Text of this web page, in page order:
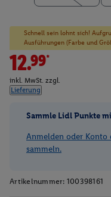
Schnell sein lohnt sich!
Ausführungen (Farbe und
12.99*
inkl. MwSt. zzgl.
Lieferung
Sammle Lidl Punkte
Anmelden oder
sammeln.
Artikelnummer: 100398161